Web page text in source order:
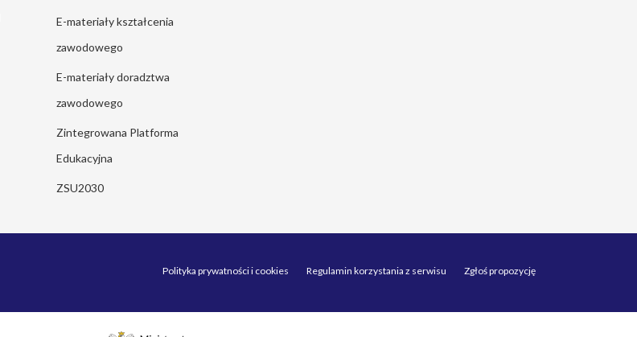
E-materiały kształcenia
zawodowego
E-materiały doradztwa
zawodowego
Zintegrowana Platforma
Edukacyjna
ZSU2030
Polityka prywatności i cookies Regulamin korzystania z serwisu Zgłoś propozycję